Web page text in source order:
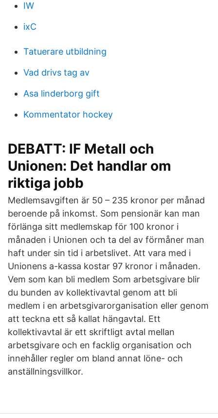
IW
ixC
Tatuerare utbildning
Vad drivs tag av
Asa linderborg gift
Kommentator hockey
DEBATT: IF Metall och
Unionen: Det handlar om
riktiga jobb
Medlemsavgiften är 50 – 235 kronor per månad
beroende på inkomst. Som pensionär kan man
förlänga sitt medlemskap för 100 kronor i
månaden i Unionen och ta del av förmåner man
haft under sin tid i arbetslivet. Att vara med i
Unionens a-kassa kostar 97 kronor i månaden.
Vem som kan bli medlem Som arbetsgivare blir
du bunden av kollektivavtal genom att bli
medlem i en arbetsgivarorganisation eller genom
att teckna ett så kallat hängavtal. Ett
kollektivavtal är ett skriftligt avtal mellan
arbetsgivare och en facklig organisation och
innehåller regler om bland annat löne- och
anställningsvillkor.